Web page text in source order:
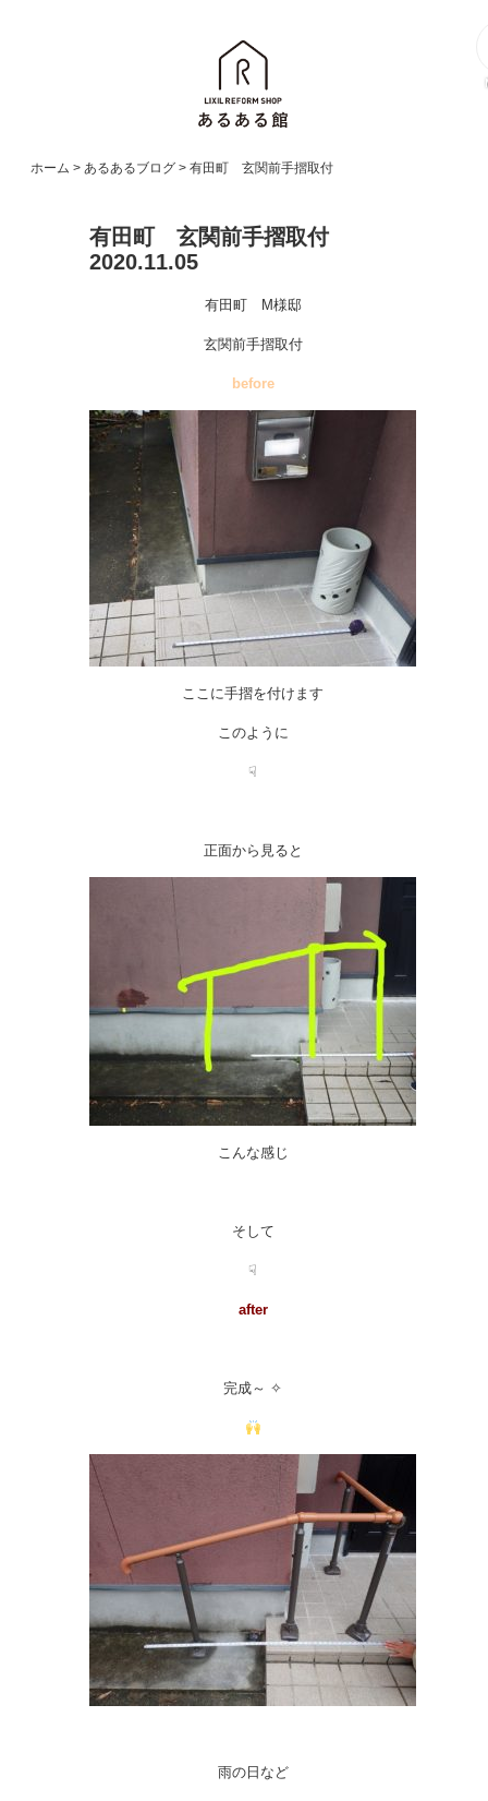
ホーム > あるあるブログ > 有田町 玄関前手摺取付
有田町 玄関前手摺取付
2020.11.05
有田町 M様邸
玄関前手摺取付
before
ここに手摺を付けます
このように
☟
正面から見ると
こんな感じ
そして
☟
after
完成～ ✧
雨の日など